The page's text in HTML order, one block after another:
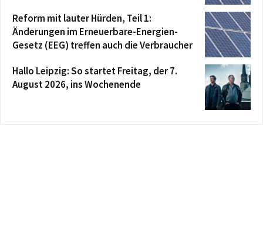
Reform mit lauter Hürden, Teil 1:
Änderungen im Erneuerbare-Energien-
Gesetz (EEG) treffen auch die Verbraucher
Hallo Leipzig: So startet Freitag, der 7.
August 2026, ins Wochenende